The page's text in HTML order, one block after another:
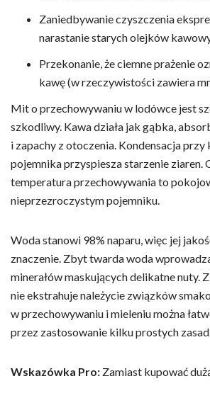
Zaniedbywanie czyszczenia
narastanie starych olejków
Przekonanie, że ciemne prażenie
kawę (w rzeczywistości zawiera
Mit o przechowywaniu w lodówce jest
szkodliwy. Kawa działa jak gąbka,
i zapachy z otoczenia. Kondensacja
pojemnika przyspiesza starzenie ziaren.
temperatura przechowywania to
nieprzezroczystym pojemniku.
Woda stanowi 98% naparu, więc jej
znaczenie. Zbyt twarda woda
minerałów maskujących delikatne nuty.
nie ekstrahuje należycie związków
w przechowywaniu i mieleniu można
przez zastosowanie kilku prostych zasad.
Wskazówka Pro: Zamiast kupować